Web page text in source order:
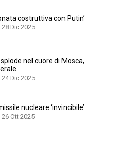
costruttiva con Putin’
28 Dic 2025
nel cuore di Mosca,
24 Dic 2025
nucleare ‘invincibile’
26 Ott 2025